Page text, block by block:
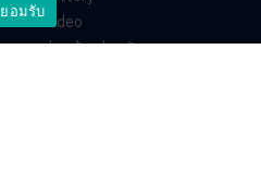
Video
ร่วมด้วยช่วยกัน
ยอมรับ